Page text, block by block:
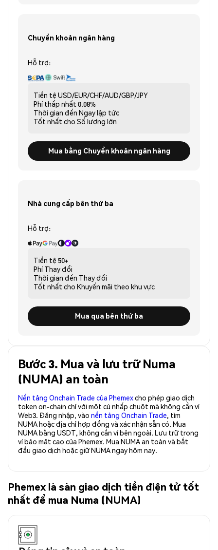
Chuyển khoản ngân hàng
Hỗ trợ:
Tiền tệ USD/EUR/CHF/AUD/GBP/JPY
Phí thấp nhất 0.08%
Thời gian đến Ngay lập tức
Tốt nhất cho Số lượng lớn
Mua bằng Chuyển khoản ngân hàng
Nhà cung cấp bên thứ ba
Hỗ trợ:
Tiền tệ 50+
Phí Thay đổi
Thời gian đến Thay đổi
Tốt nhất cho Khuyến mãi theo khu vực
Mua qua bên thứ ba
Bước 3. Mua và lưu trữ Numa
(NUMA) an toàn
Nền tảng Onchain Trade của Phemexcho phép giao dịch
token on-chain chỉ với một cú nhấp chuột mà không cần ví
Web3. Đăng nhập, vào nền tảng Onchain Trade, tìm
NUMA hoặc địa chỉ hợp đồng và xác nhận sẵn có. Mua
NUMA bằng USDT, không cần ví bên ngoài. Lưu trữ trong
ví bảo mật cao của Phemex. Mua NUMA an toàn và bắt
đầu giao dịch hoặc giữ NUMA ngay hôm nay.
Phemex là sàn giao dịch tiền điện tử tốt
nhất để mua Numa (NUMA)